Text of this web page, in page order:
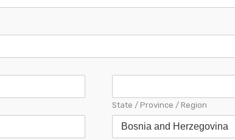
State / Province / Region